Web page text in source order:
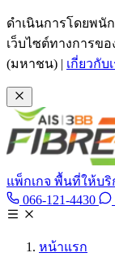
ข้ามไปเนื้อหาหลัก
ดำเนินการโดยพนั
เว็บไซต์ทางการข
(มหาชน) | เกี่ยวกับ
แพ็กเกจ พื้นที่ให้บริ
066-121-4430 โท
หน้าแรก